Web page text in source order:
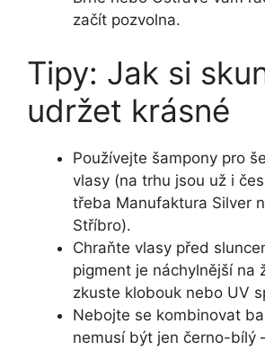
začít pozvolna.
Tipy: Jak si
udržet krásné
Používejte šampony pro
vlasy (na trhu jsou už i
třeba Manufaktura Silver
Stříbro).
Chraňte vlasy před
pigment je náchylnější na
zkuste klobouk nebo UV
Nebojte se kombinovat
nemusí být jen černo-bílý